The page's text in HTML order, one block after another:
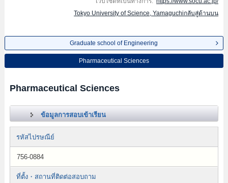
Tokyo University of Science, Yamaguchiกลับสู่ด้านบน
Graduate school of Engineering
Pharmaceutical Sciences
Pharmaceutical Sciences
ข้อมูลการสอบเข้าเรียน
รหัสไปรษณีย์
756-0884
ที่ตั้ง・สถานที่ติดต่อสอบถาม